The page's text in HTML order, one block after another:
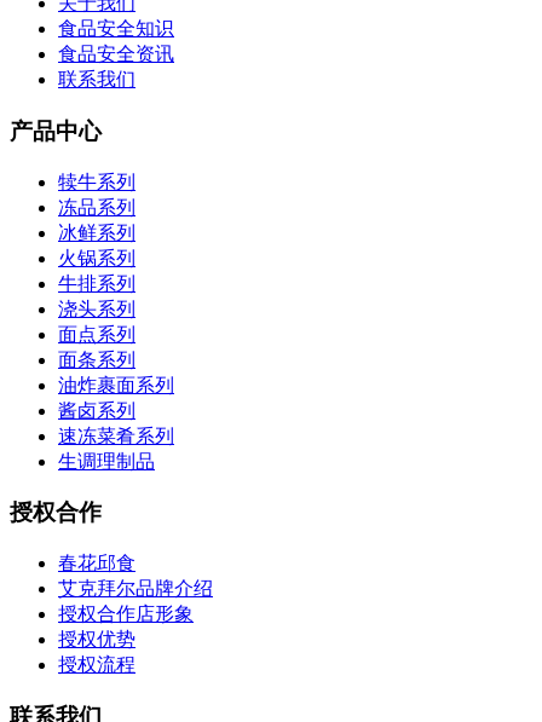
食品安全知识
食品安全资讯
联系我们
产品中心
犊牛系列
冻品系列
冰鲜系列
火锅系列
牛排系列
浇头系列
面点系列
面条系列
油炸裹面系列
酱卤系列
速冻菜肴系列
生调理制品
授权合作
春花邱食
艾克拜尔品牌介绍
授权合作店形象
授权优势
授权流程
联系我们